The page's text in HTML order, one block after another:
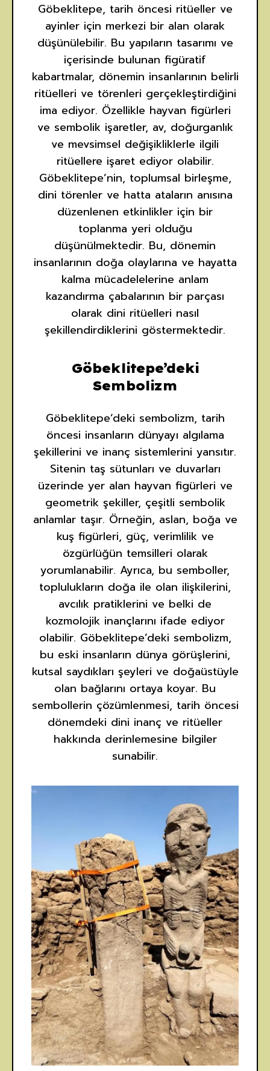
Göbeklitepe, tarih öncesi ritüeller ve
ayinler için merkezi bir alan olarak
düşünülebilir. Bu yapıların tasarımı ve
içerisinde bulunan figüratif
kabartmalar, dönemin insanlarının belirli
ritüelleri ve törenleri gerçekleştirdiğini
ima ediyor. Özellikle hayvan figürleri
ve sembolik işaretler, av, doğurganlık
ve mevsimsel değişikliklerle ilgili
ritüellere işaret ediyor olabilir.
Göbeklitepe’nin, toplumsal birleşme,
dini törenler ve hatta ataların anısına
düzenlenen etkinlikler için bir
toplanma yeri olduğu
düşünülmektedir. Bu, dönemin
insanlarının doğa olaylarına ve hayatta
kalma mücadelelerine anlam
kazandırma çabalarının bir parçası
olarak dini ritüelleri nasıl
şekillendirdiklerini göstermektedir.
Göbeklitepe’deki
Sembolizm
Göbeklitepe’deki sembolizm, tarih
öncesi insanların dünyayı algılama
şekillerini ve inanç sistemlerini yansıtır.
Sitenin taş sütunları ve duvarları
üzerinde yer alan hayvan figürleri ve
geometrik şekiller, çeşitli sembolik
anlamlar taşır. Örneğin, aslan, boğa ve
kuş figürleri, güç, verimlilik ve
özgürlüğün temsilleri olarak
yorumlanabilir. Ayrıca, bu semboller,
toplulukların doğa ile olan ilişkilerini,
avcılık pratiklerini ve belki de
kozmolojik inançlarını ifade ediyor
olabilir. Göbeklitepe’deki sembolizm,
bu eski insanların dünya görüşlerini,
kutsal saydıkları şeyleri ve doğaüstüyle
olan bağlarını ortaya koyar. Bu
sembollerin çözümlenmesi, tarih öncesi
dönemdeki dini inanç ve ritüeller
hakkında derinlemesine bilgiler
sunabilir.